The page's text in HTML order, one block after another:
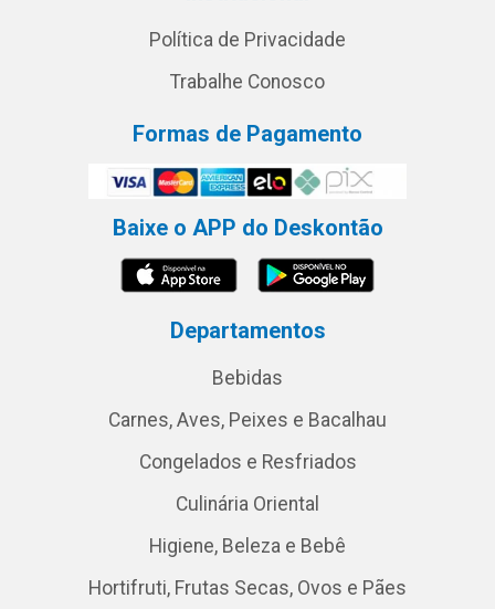
Política de Privacidade
Trabalhe Conosco
Formas de Pagamento
Baixe o APP do Deskontão
Departamentos
Bebidas
Carnes, Aves, Peixes e Bacalhau
Congelados e Resfriados
Culinária Oriental
Higiene, Beleza e Bebê
Hortifruti, Frutas Secas, Ovos e Pães